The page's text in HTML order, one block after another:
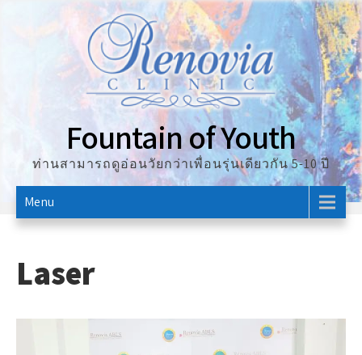
Fountain of Youth
ท่านสามารถดูอ่อนวัยกว่าเพื่อนรุ่นเดียวกัน 5-10 ปี
Menu
Laser